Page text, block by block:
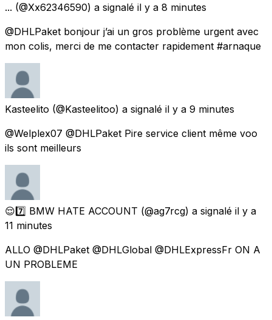
... (@Xx62346590) a signalé il y a 8 minutes
@DHLPaket bonjour j’ai un gros problème urgent avec
mon colis, merci de me contacter rapidement #arnaque
Kasteelito (@Kasteelitoo) a signalé il y a 9 minutes
@Welplex07 @DHLPaket Pire service client même voo
ils sont meilleurs
😌7️⃣ BMW HATE ACCOUNT (@ag7rcg) a signalé il y a
11 minutes
ALLO @DHLPaket @DHLGlobal @DHLExpressFr ON A
UN PROBLEME